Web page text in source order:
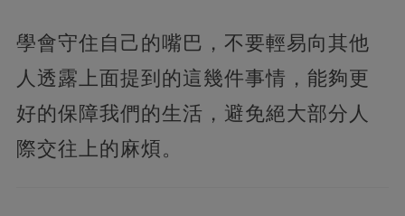
學會守住自己的嘴巴，不要輕易向其他
人透露上面提到的這幾件事情，能夠更
好的保障我們的生活，避免絕大部分人
際交往上的麻煩。